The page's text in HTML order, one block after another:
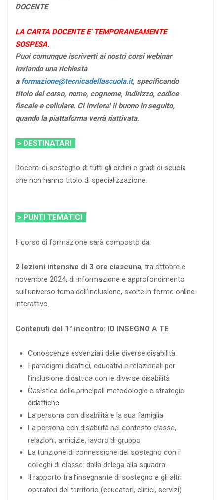
DOCENTE
LA CARTA DOCENTE E’ TEMPORANEAMENTE
SOSPESA.
Puoi comunque iscriverti ai nostri corsi webinar
inviando una richiesta
a formazione@tecnicadellascuola.it, specificando
titolo del corso, nome, cognome, indirizzo, codice
fiscale e cellulare. Ci invierai il buono in seguito,
quando la piattaforma verrà riattivata.
> DESTINATARI
Docenti di sostegno di tutti gli ordini e gradi di scuola
che non hanno titolo di specializzazione.
> PUNTI TEMATICI
Il corso di formazione sarà composto da:
2 lezioni intensive di 3 ore ciascuna, tra ottobre e
novembre 2024, di informazione e approfondimento
sull’universo tema dell’inclusione, svolte in forme online
interattivo.
Contenuti del 1° incontro: IO INSEGNO A TE
Conoscenze essenziali delle diverse disabilità.
I paradigmi didattici, educativi e relazionali per
l’inclusione didattica con le diverse disabilità
Casistica delle principali metodologie e strategie
didattiche
La persona con disabilità e la sua famiglia
La persona con disabilità nel contesto classe,
relazioni, amicizie, lavoro di gruppo
La funzione di connessione del sostegno con i
colleghi di classe: dalla delega alla squadra.
Il rapporto tra l’insegnante di sostegno e gli altri
operatori del territorio (educatori, clinici, servizi)